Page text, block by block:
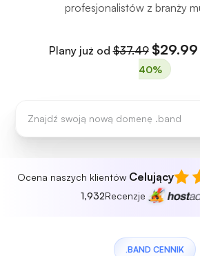
profesjonalistów z branży
Plany już od$37.49 $29.99
40%
Ocena naszych klientów Celujący
1,932Recenzje
.BAND CENNIK